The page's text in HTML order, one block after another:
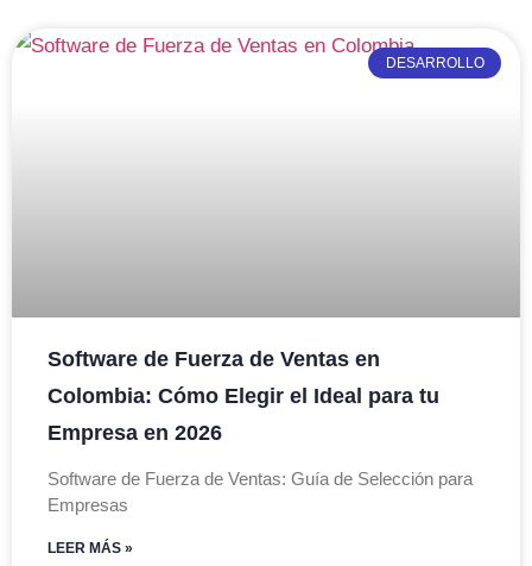
DESARROLLO
Software de Fuerza de Ventas en
Colombia: Cómo Elegir el Ideal para tu
Empresa en 2026
Software de Fuerza de Ventas: Guía de Selección para
Empresas
LEER MÁS »